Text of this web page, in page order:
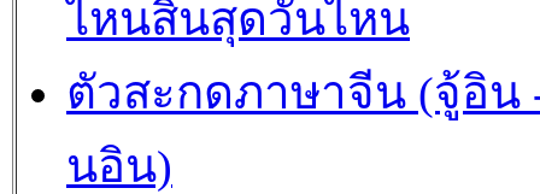
ไหนสิ้นสุดวันไหน
ตัวสะกดภาษาจีน (จู้อิน
นอิน)